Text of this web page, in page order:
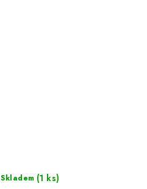
Skladem (1 ks)